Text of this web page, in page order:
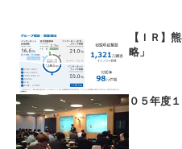
【ＩＲ】
略」
０５年度